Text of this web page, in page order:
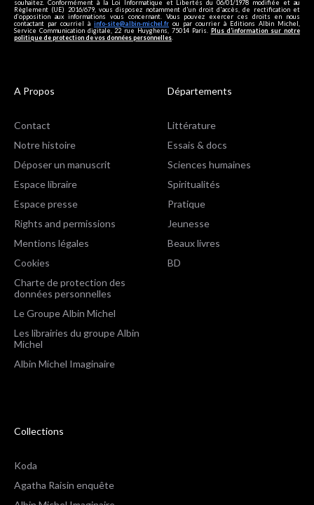
souhaitez. Conformément à la Loi Informatique et Libertés du 06/01/1978 modifiée et au
Règlement (UE) 2016/679, vous disposez notamment d'un droit d'accès, de rectification et
d’opposition aux informations vous concernant. Vous pouvez exercer ces droits en nous
contactant par courriel à info-site@albin-michel.fr ou par courrier à Editions Albin Michel,
Service Communication digitale, 22 rue Huyghens, 75014 Paris. Plus d’information sur notre
politique de protection de vos données personnelles
A Propos
Contact
Notre histoire
Déposer un manuscrit
Espace libraire
Espace presse
Rights and permissions
Mentions légales
Cookies
Charte de protection des
données personnelles
Le Groupe Albin Michel
Les librairies du groupe Albin
Michel
Albin Michel Imaginaire
Départements
Littérature
Essais & docs
Sciences humaines
Spiritualités
Pratique
Jeunesse
Beaux livres
BD
Collections
Koda
Agatha Raisin enquête